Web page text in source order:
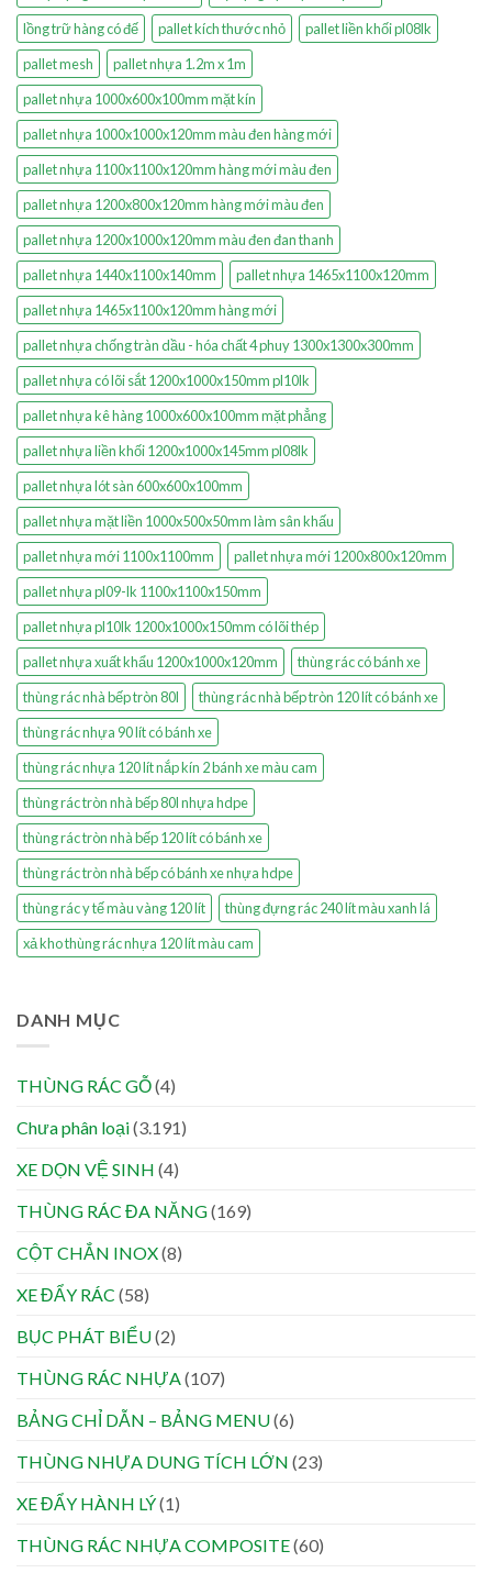
lồng trữ hàng có đế
pallet kích thước nhỏ
pallet liền khối pl08lk
pallet mesh
pallet nhựa 1.2m x 1m
pallet nhựa 1000x600x100mm mặt kín
pallet nhựa 1000x1000x120mm màu đen hàng mới
pallet nhựa 1100x1100x120mm hàng mới màu đen
pallet nhựa 1200x800x120mm hàng mới màu đen
pallet nhựa 1200x1000x120mm màu đen đan thanh
pallet nhựa 1440x1100x140mm
pallet nhựa 1465x1100x120mm
pallet nhựa 1465x1100x120mm hàng mới
pallet nhựa chống tràn dầu - hóa chất 4 phuy 1300x1300x300mm
pallet nhựa có lõi sắt 1200x1000x150mm pl10lk
pallet nhựa kê hàng 1000x600x100mm mặt phẳng
pallet nhựa liền khối 1200x1000x145mm pl08lk
pallet nhựa lót sàn 600x600x100mm
pallet nhựa mặt liền 1000x500x50mm làm sân khấu
pallet nhựa mới 1100x1100mm
pallet nhựa mới 1200x800x120mm
pallet nhựa pl09-lk 1100x1100x150mm
pallet nhựa pl10lk 1200x1000x150mm có lõi thép
pallet nhựa xuất khẩu 1200x1000x120mm
thùng rác có bánh xe
thùng rác nhà bếp tròn 80l
thùng rác nhà bếp tròn 120 lít có bánh xe
thùng rác nhựa 90 lít có bánh xe
thùng rác nhựa 120 lít nắp kín 2 bánh xe màu cam
thùng rác tròn nhà bếp 80l nhựa hdpe
thùng rác tròn nhà bếp 120 lít có bánh xe
thùng rác tròn nhà bếp có bánh xe nhựa hdpe
thùng rác y tế màu vàng 120 lít
thùng đựng rác 240 lít màu xanh lá
xả kho thùng rác nhựa 120 lít màu cam
DANH MỤC
THÙNG RÁC GỖ(4)
Chưa phân loại(3.191)
XE DỌN VỆ SINH (4)
THÙNG RÁC ĐA NĂNG(169)
CỘT CHẮN INOX(8)
XE ĐẨY RÁC (58)
BỤC PHÁT BIỂU(2)
THÙNG RÁC NHỰA(107)
BẢNG CHỈ DẪN – BẢNG MENU(6)
THÙNG NHỰA DUNG TÍCH LỚN (23)
XE ĐẨY HÀNH LÝ(1)
THÙNG RÁC NHỰA COMPOSITE(60)